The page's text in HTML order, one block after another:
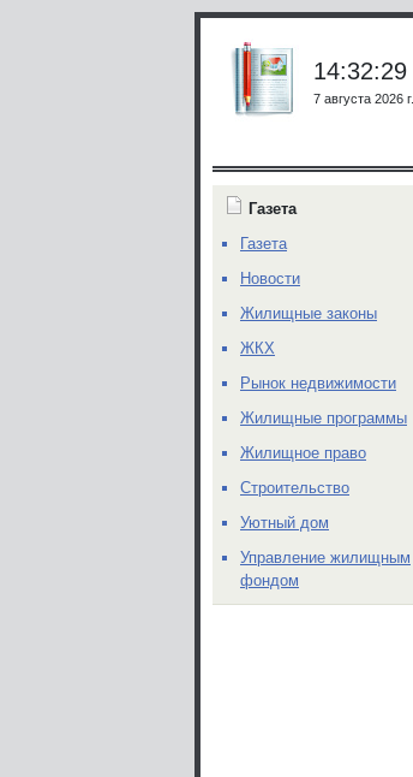
14:32:29
7 августа 2026 г.
Газета
Газета
Новости
Жилищные законы
ЖКХ
Рынок недвижимости
Жилищные программы
Жилищное право
Строительство
Уютный дом
Управление жилищным
фондом